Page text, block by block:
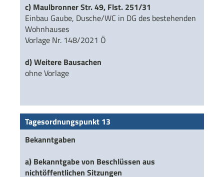
c) Maulbronner Str. 49, Flst. 251/31
Einbau Gaube, Dusche/WC in DG des bestehenden
Wohnhauses
Vorlage Nr. 148/2021 Ö
d) Weitere Bausachen
ohne Vorlage
Tagesordnungspunkt 13
Bekanntgaben
a) Bekanntgabe von Beschlüssen aus
nichtöffentlichen Sitzungen